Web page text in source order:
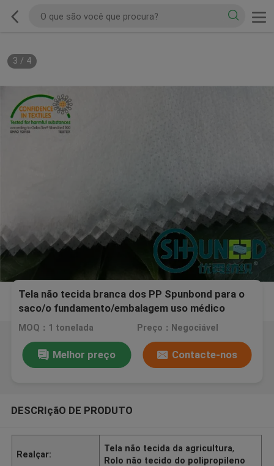
3 / 4
Tela não tecida branca dos PP Spunbond para o
saco/o fundamento/embalagem uso médico
MOQ：1 tonelada Preço：Negociável
Melhor preço Contacte-nos
DESCRIçãO DE PRODUTO
Realçar:
Tela não tecida da agricultura,
Rolo não tecido do polipropileno